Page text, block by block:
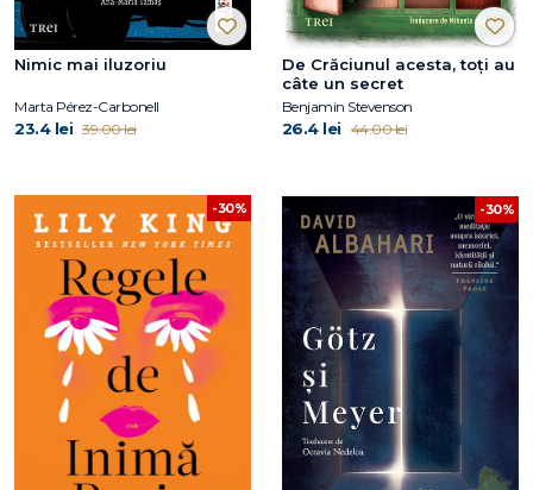
Nimic mai iluzoriu
Marta Pérez-Carbonell
23.4 lei 39.00 lei
De Crăciunul acesta, toți au
câte un secret
Benjamin Stevenson
26.4 lei 44.00 lei
-30% -30%